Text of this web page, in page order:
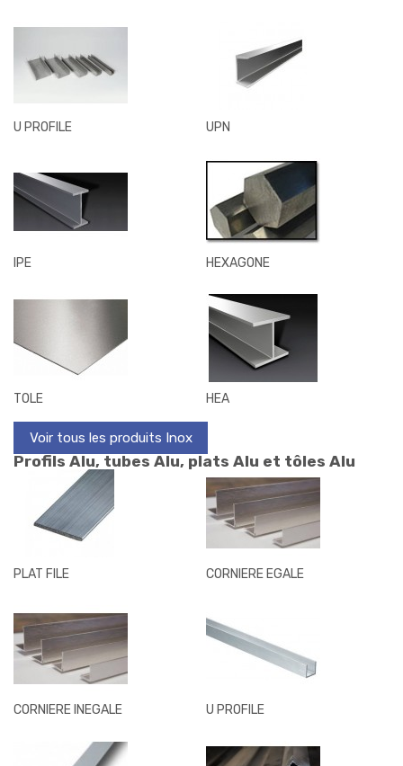
U PROFILE UPN
IPE HEXAGONE
TOLE HEA
Voir tous les produits Inox
Profils Alu, tubes Alu, plats Alu et tôles Alu
PLAT FILE CORNIERE EGALE
CORNIERE INEGALE U PROFILE